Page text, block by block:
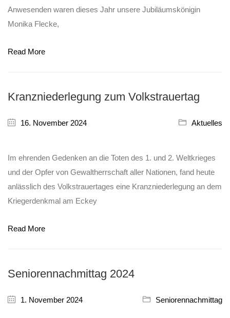
Anwesenden waren dieses Jahr unsere Jubiläumskönigin
Monika Flecke,
Read More
Kranzniederlegung zum Volkstrauertag
16. November 2024 Aktuelles
Im ehrenden Gedenken an die Toten des 1. und 2. Weltkrieges
und der Opfer von Gewaltherrschaft aller Nationen, fand heute
anlässlich des Volkstrauertages eine Kranzniederlegung an dem
Kriegerdenkmal am Eckey
Read More
Seniorennachmittag 2024
1. November 2024 Seniorennachmittag